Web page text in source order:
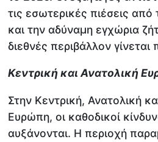
τις εσωτερικές πιέσεις
και την αδύναμη εγχώρια
διεθνές περιβάλλον γίνεται
Κεντρική και Ανατολική
Στην Κεντρική, Ανατολική
Ευρώπη, οι καθοδικοί
αυξάνονται. Η περιοχή